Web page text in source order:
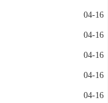
04-16
04-16
04-16
04-16
04-16